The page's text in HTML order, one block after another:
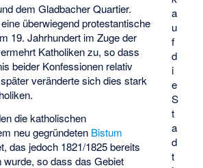
a
u
f
d
i
e
S
t
a
d
t
dem Gladbacher Quartier.
überwiegend protestantische
19. Jahrhundert im Zuge der
Katholiken zu, so dass
beider Konfessionen relativ
veränderte sich dies stark
die katholischen
neu gegründeten Bistum
das jedoch 1821/1825 bereits
wurde, so dass das Gebiet